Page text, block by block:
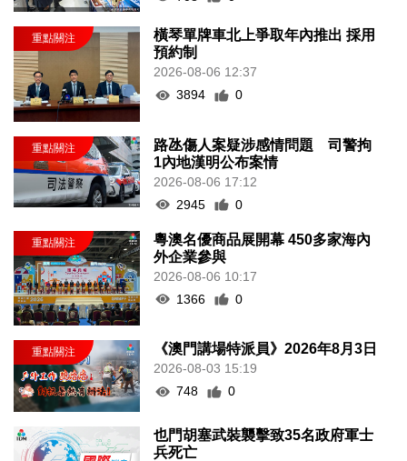
橫琴單牌車北上爭取年內推出 採用
預約制
2026-08-06 12:37
3894
0
路氹傷人案疑涉感情問題 司警拘
1內地漢明公布案情
2026-08-06 17:12
2945
0
粵澳名優商品展開幕 450多家海內
外企業參與
2026-08-06 10:17
1366
0
《澳門講場特派員》2026年8月3日
2026-08-03 15:19
748
0
也門胡塞武裝襲擊致35名政府軍士
兵死亡